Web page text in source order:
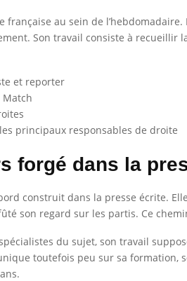
française au sein de
Son travail consiste à
et reporter
Match
les principaux responsables de droite
forgé dans la
construit dans la presse écrite.
son regard sur les partis. Ce
du sujet, son travail
toutefois peu sur sa formation,